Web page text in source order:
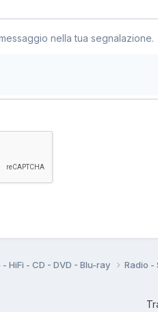
nella tua segnalazione.
HiFi - CD - DVD - Blu-ray Radio -